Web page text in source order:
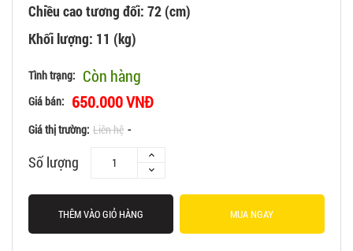
Chiều cao tương đối: 72 (cm)
Khối lượng: 11 (kg)
Tình trạng: Còn hàng
Giá bán: 650.000 VNĐ
Giá thị trường: Liên hệ -
Số lượng
THÊM VÀO GIỎ HÀNG MUA NGAY